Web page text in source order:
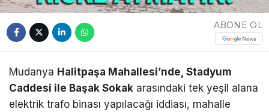
ABONE OL
Mudanya Halitpaşa Mahallesi’nde, Stadyum
Caddesi ile Başak Sokak arasındaki tek yeşil alana
elektrik trafo binası yapılacağı iddiası, mahalle